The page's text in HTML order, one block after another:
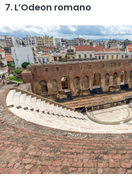
7. L’Odeon romano